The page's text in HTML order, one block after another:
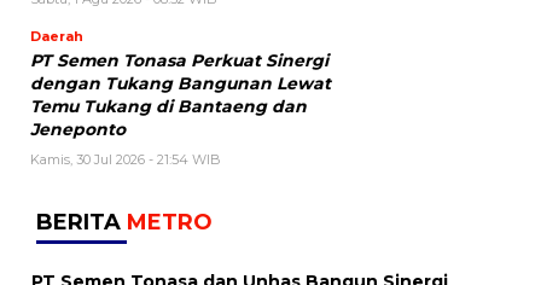
Daerah
PT Semen Tonasa Perkuat Sinergi
dengan Tukang Bangunan Lewat
Temu Tukang di Bantaeng dan
Jeneponto
Kamis, 30 Jul 2026 - 21:54 WIB
BERITA METRO